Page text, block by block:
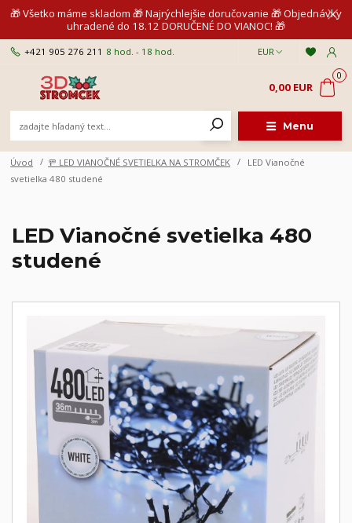
🎁 Všetko máme skladom 🎁 Najrýchlejšie doručovanie 🎁 Objednávky
uhradené do 18.12 DORUČENÉ DO VIANOC! 🎁
Menu
EUR
+421 905 276 211 8 hod. - 18 hod.
0
0,00 EUR
Úvod 🚥 LED VIANOČNÉ SVETIELKA NA STROMČEK
LED Vianočné
svetielka 480 studené
LED Vianočné svetielka 480
studené